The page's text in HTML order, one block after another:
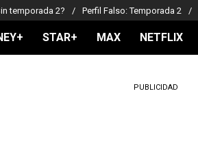
temporada 2? Perfil Falso: Temporada 2
STAR+ MAX NETFLIX
PUBLICIDAD